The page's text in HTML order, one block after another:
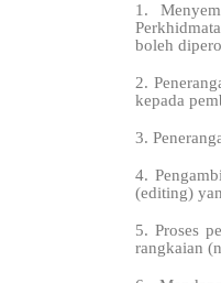
1.
boleh
2.
kepada
3.
4.
(editing)
5. Proses
rangkaian